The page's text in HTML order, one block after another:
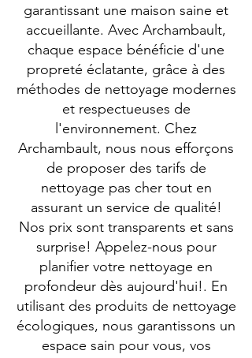
garantissant une maison saine et
accueillante. Avec Archambault,
chaque espace bénéficie d'une
propreté éclatante, grâce à des
méthodes de nettoyage modernes
et respectueuses de
l'environnement. Chez
Archambault, nous nous efforçons
de proposer des tarifs de
nettoyage pas cher tout en
assurant un service de qualité!
Nos prix sont transparents et sans
surprise! Appelez-nous pour
planifier votre nettoyage en
profondeur dès aujourd'hui!. En
utilisant des produits de nettoyage
écologiques, nous garantissons un
espace sain pour vous, vos